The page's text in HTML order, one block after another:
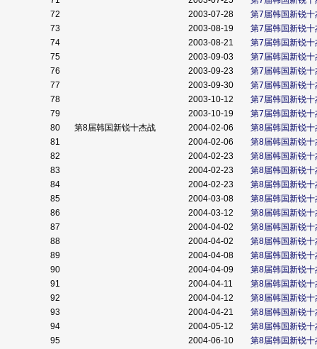
72
2003-07-28
第7届韩国新锐十
73
2003-08-19
第7届韩国新锐十
74
2003-08-21
第7届韩国新锐
75
2003-09-03
第7届韩国新锐
76
2003-09-23
第7届韩国新锐
77
2003-09-30
第7届韩国新锐
78
2003-10-12
第7届韩国新锐
79
2003-10-19
第7届韩国新锐
80
第8届韩国新锐十杰战 2004-02-06
第8届韩国新锐十
81
2004-02-06
第8届韩国新锐十
82
2004-02-23
第8届韩国新锐十
83
2004-02-23
第8届韩国新锐
84
2004-02-23
第8届韩国新锐十
85
2004-03-08
第8届韩国新锐十
86
2004-03-12
第8届韩国新锐十
87
2004-04-02
第8届韩国新锐十
88
2004-04-02
第8届韩国新锐十
89
2004-04-08
第8届韩国新锐十
90
2004-04-09
第8届韩国新锐十
91
2004-04-11
第8届韩国新锐十
92
2004-04-12
第8届韩国新锐十
93
2004-04-21
第8届韩国新锐十
94
2004-05-12
第8届韩国新锐十
95
2004-06-10
第8届韩国新锐十